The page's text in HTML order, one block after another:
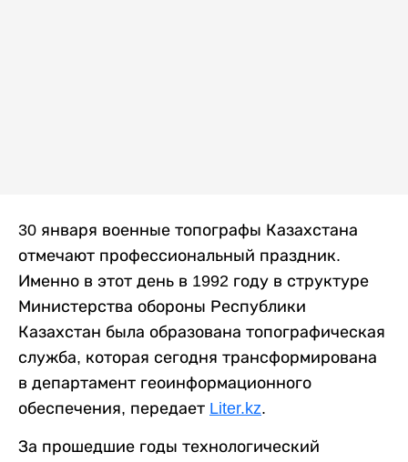
30 января военные топографы Казахстана
отмечают профессиональный праздник.
Именно в этот день в 1992 году в структуре
Министерства обороны Республики
Казахстан была образована топографическая
служба, которая сегодня трансформирована
в департамент геоинформационного
обеспечения, передает Liter.kz.
За прошедшие годы технологический